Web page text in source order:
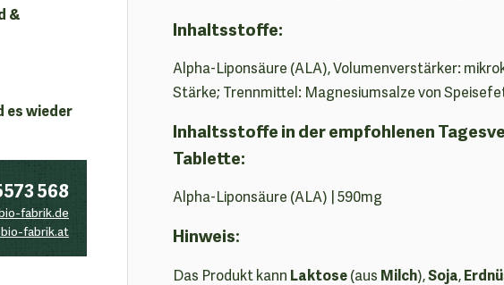
&
es wieder
568
fabrik.de
fabrik.at
Inhaltsstoffe:
Alpha-Liponsäure (ALA), Volumenverstärker:
Stärke; Trennmittel: Magnesiumsalze von
Inhaltsstoffe in der empfohlenen
Tablette:
Alpha-Liponsäure (ALA) | 590mg
Hinweis:
Das Produkt kann Laktose(aus Milch),Soja,